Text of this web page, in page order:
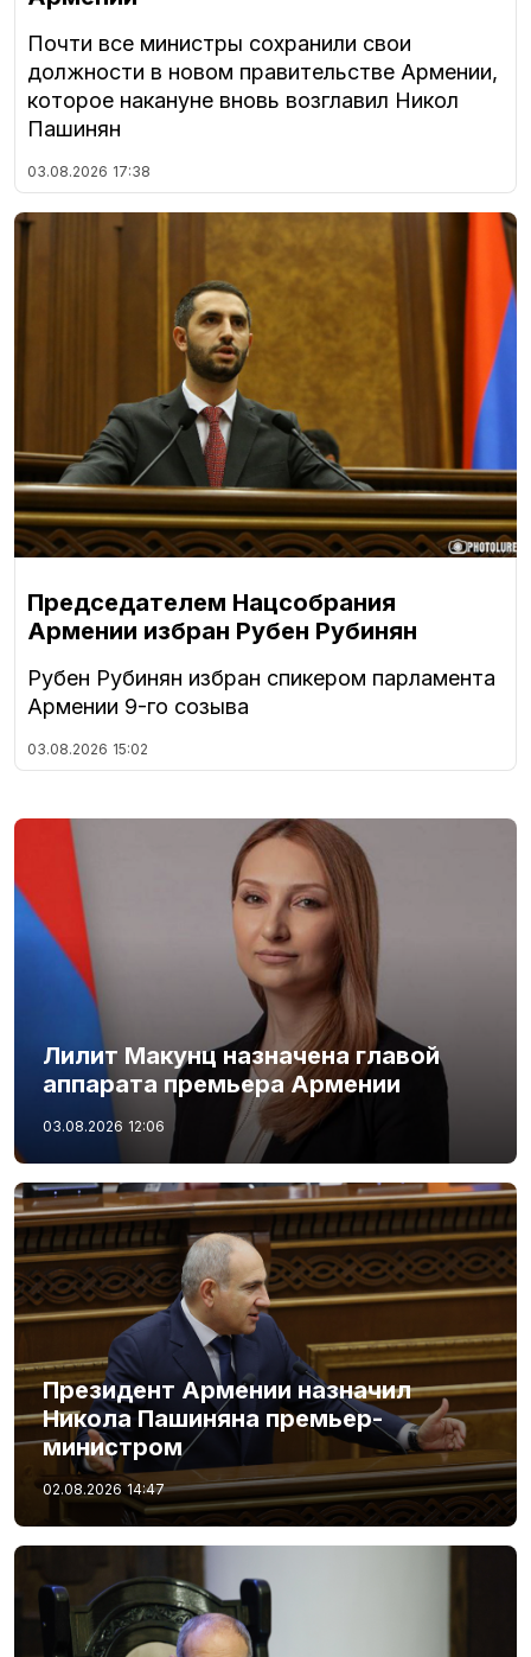
Почти все министры сохранили свои
должности в новом правительстве Армении,
которое накануне вновь возглавил Никол
Пашинян
03.08.2026 17:38
Председателем Нацсобрания
Армении избран Рубен Рубинян
Рубен Рубинян избран спикером парламента
Армении 9-го созыва
03.08.2026 15:02
Лилит Макунц назначена главой
аппарата премьера Армении
03.08.2026 12:06
Президент Армении назначил
Никола Пашиняна премьер-
министром
02.08.2026 14:47